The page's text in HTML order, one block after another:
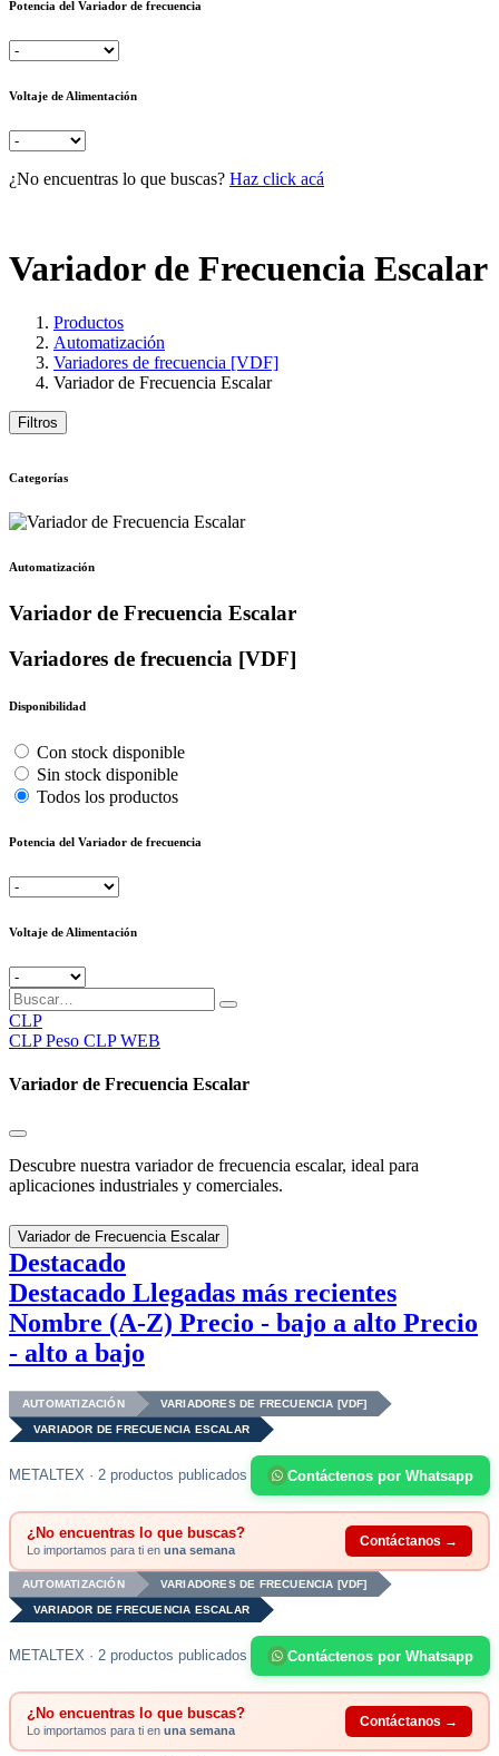
Potencia del Variador de frecuencia
Voltaje de Alimentación
¿No encuentras lo que buscas? Haz click acá
Variador de Frecuencia Escalar
Productos
Automatización
Variadores de frecuencia [VDF]
Variador de Frecuencia Escalar
Filtros
Categorías
Automatización
Variador de Frecuencia Escalar
Variadores de frecuencia [VDF]
Disponibilidad
Con stock disponible
Sin stock disponible
Todos los productos
Potencia del Variador de frecuencia
Voltaje de Alimentación
CLP
CLP Peso CLP WEB
Variador de Frecuencia Escalar
Descubre nuestra variador de frecuencia escalar, ideal para
aplicaciones industriales y comerciales.
Variador de Frecuencia Escalar
Destacado
Destacado Llegadas más recientes
Nombre (A-Z) Precio - bajo a alto Precio
- alto a bajo
AUTOMATIZACIÓN VARIADORES DE FRECUENCIA [VDF]
VARIADOR DE FRECUENCIA ESCALAR
METALTEX · 2 productos publicados Contáctenos por Whatsapp
¿No encuentras lo que buscas?
Lo importamos para ti en una semana
Contáctanos →
AUTOMATIZACIÓN VARIADORES DE FRECUENCIA [VDF]
VARIADOR DE FRECUENCIA ESCALAR
METALTEX · 2 productos publicados Contáctenos por Whatsapp
¿No encuentras lo que buscas?
Lo importamos para ti en una semana
Contáctanos →